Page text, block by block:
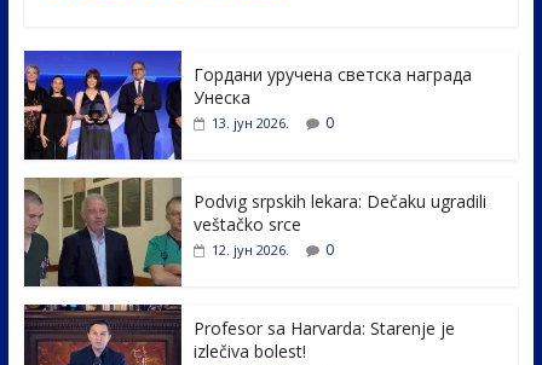
e
b
o
o
k
itt
er e
dI
e
Гордани уручена светска награда
Унеска
13. јун 2026. 0
Podvig srpskih lekara: Dečaku ugradili
veštačko srce
12. јун 2026. 0
Profesor sa Harvarda: Starenje je
izlečiva bolest!